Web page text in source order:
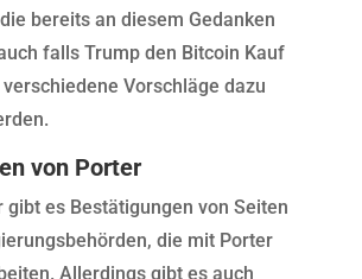
bereits an diesem Gedanken
falls Trump den Bitcoin Kauf
Vorschläge dazu
von Porter
gibt es Bestätigungen von Seiten
die mit Porter
Allerdings gibt es auch